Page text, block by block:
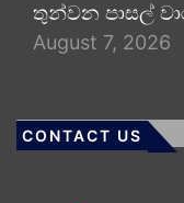
තුන්වන පාසල්
August 7, 2026
CONTACT US